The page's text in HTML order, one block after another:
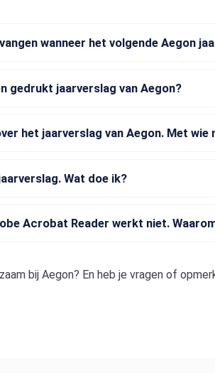
wanneer het volgende Aegon
gedrukt jaarverslag van Aegon?
het jaarverslag van Aegon. Met
Wat doe ik?
Acrobat Reader werkt niet.
bij Aegon? En heb je vragen of